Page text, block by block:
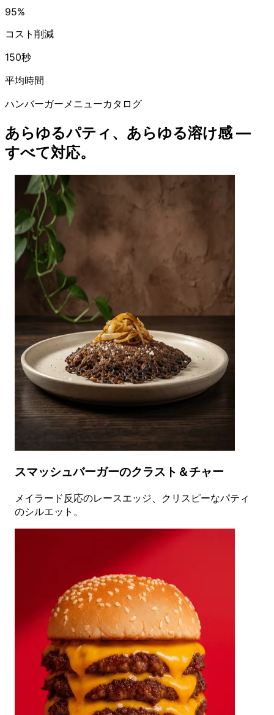
95%
コスト削減
150秒
平均時間
ハンバーガーメニューカタログ
あらゆるパティ、あらゆる溶け感 —
すべて対応。
スマッシュバーガーのクラスト＆チャー
メイラード反応のレースエッジ、クリスピーなパティ
のシルエット。